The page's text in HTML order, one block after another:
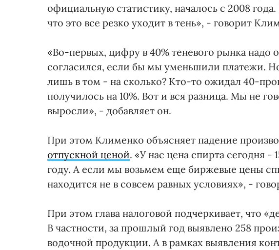
официальную статистику, началось с 2008
что это все резко уходит в тень», - говорит
«Во-первых, цифру в 40% теневого рынка надо
согласился, если бы мы уменьшили платежи.
лишь в том - на сколько? Кто-то ожидал 40-
получилось на 10%. Вот и вся разница. Мы не
выросли», - добавляет он.
При этом Клименко объясняет падение
отпускной ценой. «У нас цена спирта сегодня -
году. А если мы возьмем еще биржевые цены
находится не в совсем равных условиях», -
При этом глава налоговой подчеркивает, что
В частности, за прошлый год выявлено 258
водочной продукции. А в рамках выявления